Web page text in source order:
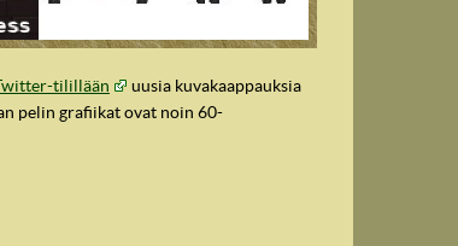
tilillään
uusia kuvakaappauksia
pelin grafiikat ovat noin 60-